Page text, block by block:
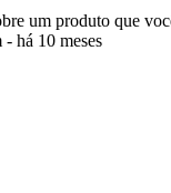
um produto que
- há 10 meses